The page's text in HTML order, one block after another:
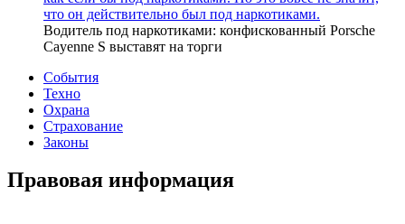
что он действительно был под наркотиками.
Водитель под наркотиками: конфискованный Porsche
Cayenne S выставят на торги
События
Техно
Охрана
Страхование
Законы
Правовая информация